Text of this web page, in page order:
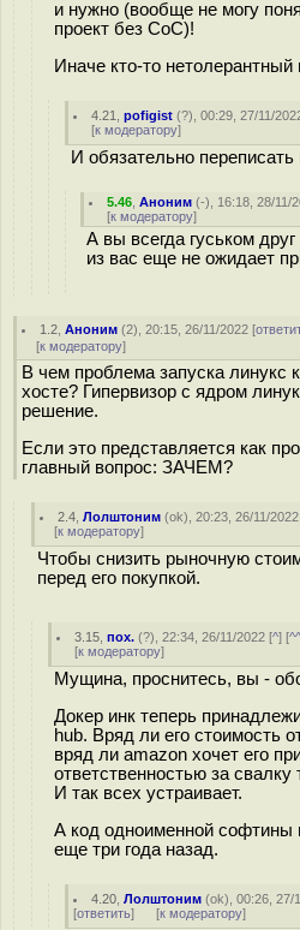
и нужно (вообще не могу
проект без CoC)!
Иначе кто-то нетолерантный
4.21 ,pofigist (?), 00:29, 27/11/
[к модератору]
И обязательно переписать
5.46 ,Аноним (-), 16:18, 28/11/
[к модератору]
А вы всегда гуськом
из вас еще не ожидает
1.2 ,Аноним (2), 20:15, 26/11/2022 [
[к модератору]
В чем проблема запуска линукс
хосте? Гипервизор с ядром
решение.
Если это представляется как
главный вопрос: ЗАЧЕМ?
2.4 ,Лолштоним (ok), 20:23, 26/11/
[к модератору]
Чтобы снизить рыночную
перед его покупкой.
3.15 ,пох. (?), 22:34, 26/11/2022 [^] [
[к модератору]
Мущина, проснитесь, вы -
Докер инк теперь
hub. Вряд ли его стоимость
вряд ли amazon хочет его
ответственностью за свалку
И так всех устраивает.
А код одноименной
еще три года назад.
4.20 ,Лолштоним (ok), 00:26, 27/
[ответить] [к модератору]